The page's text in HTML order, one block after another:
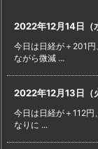
2022年12月14日（
今日は日経が＋201
ながら微減 ...
2022年12月13日（
今日は日経が＋112
なりに ...